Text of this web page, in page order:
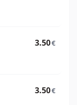
3.50€
3.50€